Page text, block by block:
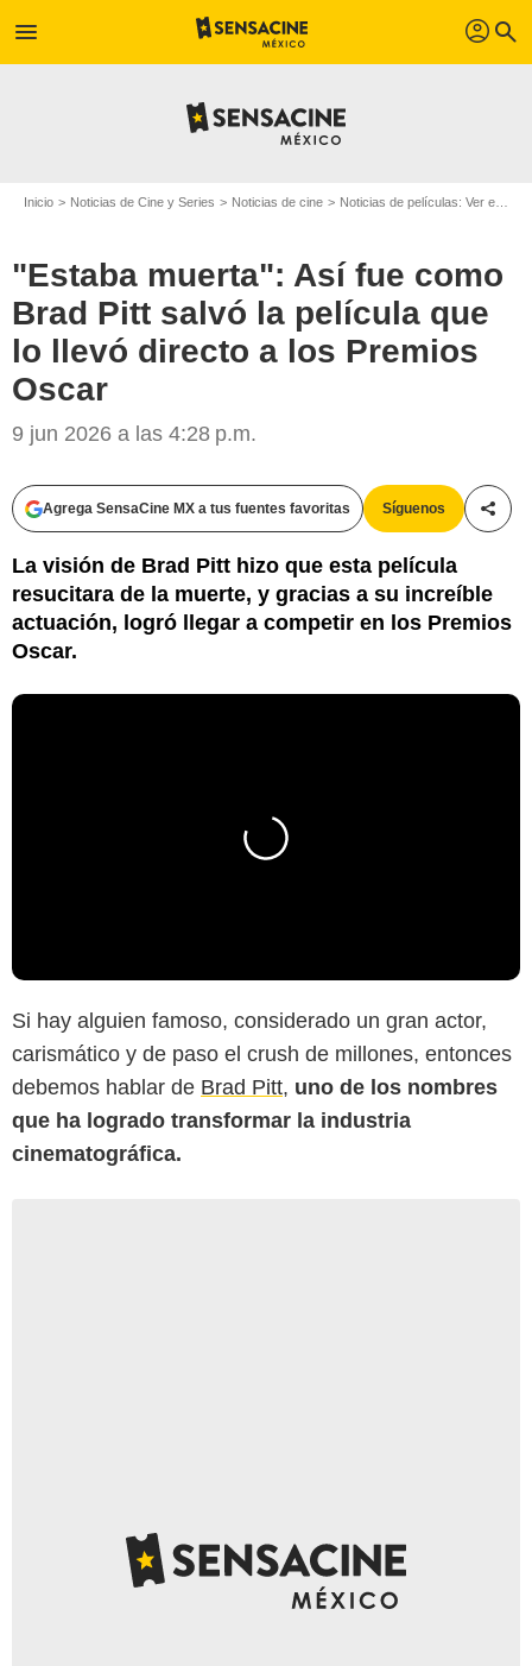
menu profil search
Inicio Noticias de Cine y Series Noticias de cine Noticias de películas: Ver en la web
"Estaba muerta": Así fue como
Brad Pitt salvó la película que
lo llevó directo a los Premios
Oscar
9 jun 2026 a las 4:28 p.m.
Agrega SensaCine MX a tus fuentes favoritas Síguenos
La visión de Brad Pitt hizo que esta película
resucitara de la muerte, y gracias a su increíble
actuación, logró llegar a competir en los Premios
Oscar.
Si hay alguien famoso, considerado un gran actor,
carismático y de paso el crush de millones, entonces
debemos hablar de Brad Pitt, uno de los nombres
que ha logrado transformar la industria
cinematográfica.